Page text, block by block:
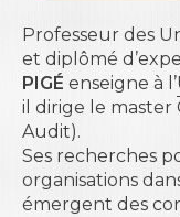
Professeur des
et diplômé
PIGÉ enseigne à l’
il dirige le master
Audit).
Ses recherches
organisations
émergent des